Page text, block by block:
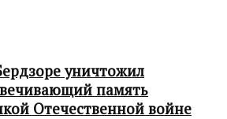
уничтожил
память
Отечественной войне